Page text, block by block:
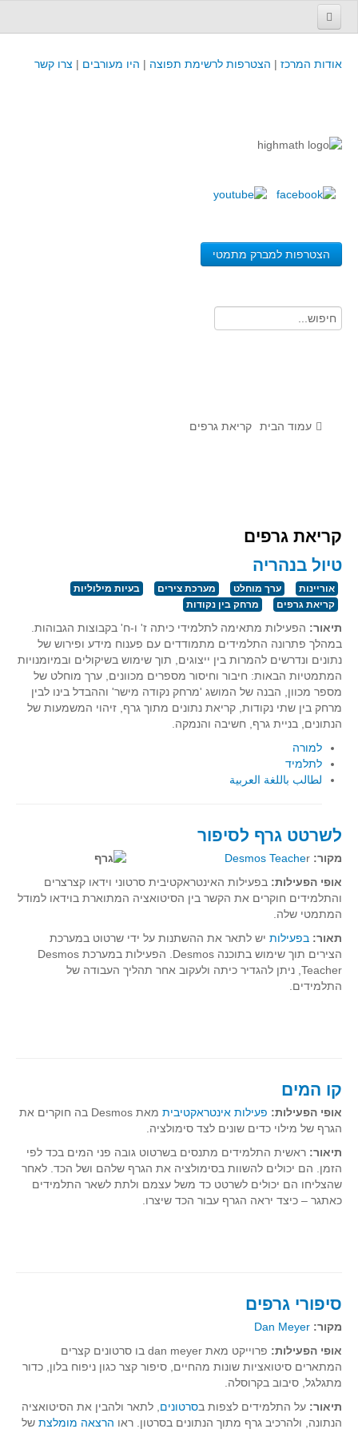
אודות המרכז | הצטרפות לרשימת תפוצה | היו מעורבים | צרו קשר
הצטרפות למברק מתמטי
קורסים והשתלמויות של מרכז המורים - כולל תוצרים
קורסים, כנסים והשתלמויות בארץ - מידע לשנה זו
משאבי הוראה ולמידה
לומדים בחט"ע
בית ספר יסודי
תוצרים מימי עיון וסדנאות - "קשר חם"
פיצוחים
אלגברה
אלגברה
פונקציות
חדו"א
סדרות
בעיות מילוליות
עולם המספרים
פונקציות וחדו"א
פונקצית הישר
פונקציה ריבועית
פונקצית הערך המוחלט
פונקצית השורש
קעירות ונקודות פיתול
במבט נוסף
המלצות השבוע
מתנות קטנות
דמיון
המעגל פיצוחים
גאומטריית המרחב
עמוד הבית קריאת גרפים
קריאת גרפים
טיול בנהריה
אוריינות ערך מוחלט מערכת צירים
בעיות מילוליות
קריאת גרפים
מרחק בין נקודות
תיאור: הפעילות מתאימה לתלמידי כיתה ז' ו-ח' בקבוצות הגבוהות.
במהלך פתרונה התלמידים מתמודדים עם פענוח מידע ופירוש של
נתונים ונדרשים להמרות בין ייצוגים, תוך שימוש בשיקולים ובמיומנויות
המתמטיות הבאות: חיבור וחיסור מספרים מכוונים, ערך מוחלט של
מספר מכוון, הבנה של המושג 'מרחק נקודה מישר' וההבדל בינו לבין
מרחק בין שתי נקודות, קריאת נתונים מתוך גרף, זיהוי המשמעות של
הנתונים, בניית גרף, חשיבה והנמקה.
למורה
לתלמיד
لطالب باللغة العربية
לשרטט גרף לסיפור
מקור: Desmos Teacher
אופי הפעילות: בפעילות האינטראקטיבית סרטוני וידאו קצרצרים
והתלמידים חוקרים את הקשר בין הסיטואציה המתוארת בוידאו למודל
המתמטי שלה.
תאור: בפעילות יש לתאר את ההשתנות על ידי שרטוט במערכת
הצירים תוך שימוש בתוכנה Desmos . הפעילות במערכת Desmos
Teacher , ניתן להגדיר כיתה ולעקוב אחר תהליך העבודה של
התלמידים.
קו המים
אופי הפעילות: פעילות אינטראקטיבית
מאת Desmos בה חוקרים את
הגרף של מילוי כדים שונים לצד סימולציה.
תיאור: ראשית התלמידים מתנסים בשרטוט גובה פני המים בכד לפי
הזמן. הם יכולים להשוות בסימולציה את הגרף שלהם ושל הכד. לאחר
שהצליחו הם יכולים לשרטט כד משל עצמם ולתת לשאר התלמידים
כאתגר – כיצד יראה הגרף עבור הכד שיצרו.
סיפורי גרפים
מקור: Dan Meyer
אופי הפעילות:
פרוייקט מאת dan meyer בו סרטונים קצרים
המתארים סיטואציות שונות מהחיים, סיפור קצר כגון ניפוח בלון, כדור
מתגלגל, סיבוב בקרוסלה.
תיאור: על התלמידים לצפות בסרטונים , לתאר ולהבין את הסיטואציה
הנתונה, ולהרכיב גרף מתוך הנתונים בסרטון. ראו הרצאה מומלצת של